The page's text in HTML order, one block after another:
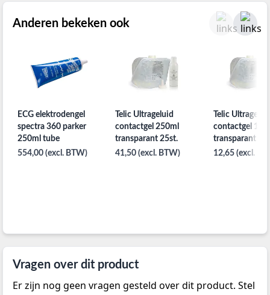
Anderen bekeken ook
ECG elektrodengel
spectra 360 parker
250ml tube
554,00 (excl. BTW)
Telic Ultrageluid
contactgel 250ml
transparant 25st.
41,50 (excl. BTW)
Telic
contactgel
transparant
12,65 (excl.
Vragen over dit product
Er zijn nog geen vragen gesteld over dit product. Stel